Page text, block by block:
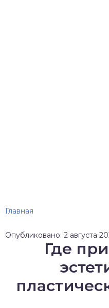
Главная
Опубликовано: 2 августа
Где